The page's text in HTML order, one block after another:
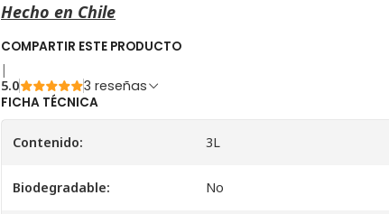
Hecho en Chile
COMPARTIR ESTE PRODUCTO
|
5.0
3 reseñas
FICHA TÉCNICA
Contenido: 3L
Biodegradable: No